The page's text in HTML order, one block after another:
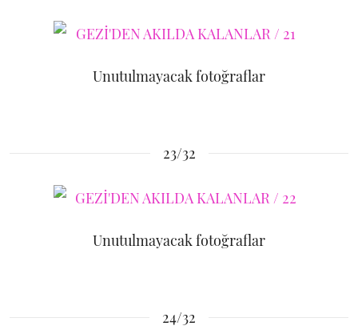
Unutulmayacak fotoğraflar
23/32
Unutulmayacak fotoğraflar
24/32